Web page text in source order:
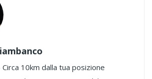
Circa 10km dalla tua posizione